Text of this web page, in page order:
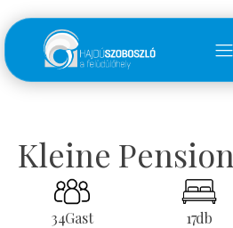
Kleine Pension
34Gast 17db